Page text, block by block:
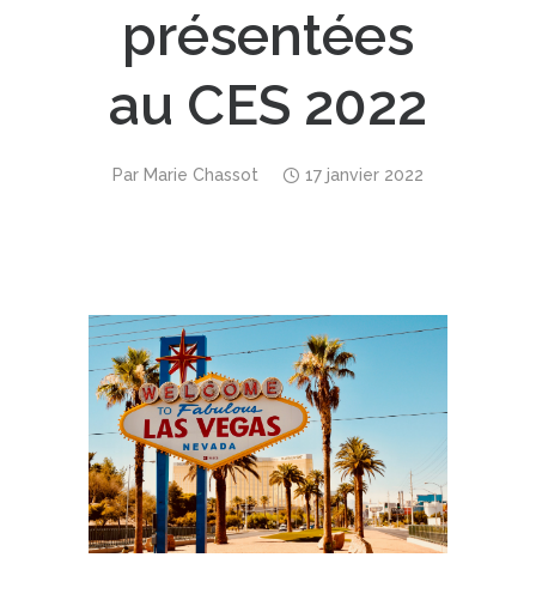
présentées
au CES 2022
Par Marie Chassot 17 janvier 2022